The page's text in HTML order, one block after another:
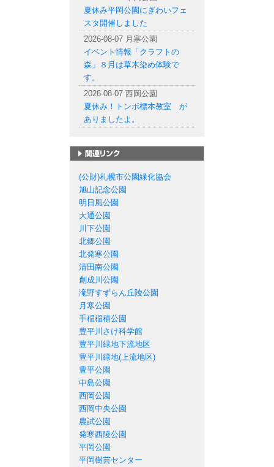
夏休み平岡公園にぎわいフェ
スタ開催しました
2026-08-07 月寒公園
イベント情報「クラフトの
森」８月は草木染め体験で
す。
2026-08-07 西岡公園
夏休み！トンボ標本教室 が
ありましたよ。
(公財)札幌市公園緑化協会
旭山記念公園
明日風公園
大通公園
川下公園
北郷公園
北発寒公園
清田南公園
創成川公園
滝野すずらん丘陵公園
月寒公園
手稲稲積公園
豊平川さけ科学館
豊平川緑地下流地区
豊平川緑地(上流地区)
豊平公園
中島公園
西岡公園
西岡中央公園
農試公園
発寒西陵公園
平岡公園
平岡樹芸センター